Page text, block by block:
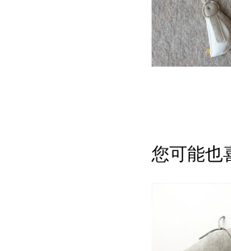
您可能也